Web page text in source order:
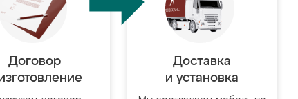
Договор
Доставка
и установка